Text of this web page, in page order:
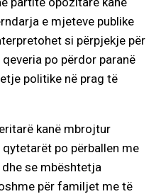
e mjeteve publike
si përpjekje për
po përdor paranë
politike në prag të
kanë mbrojtur
po përballen me
se mbështetja
për familjet me të